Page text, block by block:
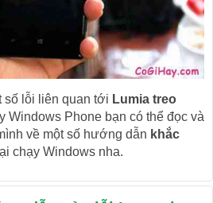
lỗi liên quan tới Lumia treo
Windows Phone bạn có thể đọc và
về một số hướng dẫn khắc
chạy Windows nha.